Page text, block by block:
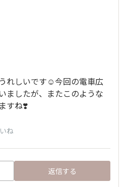
れしいです☺️今回の電車広
ましたが、またこのような
すね❣️
ね
返信する